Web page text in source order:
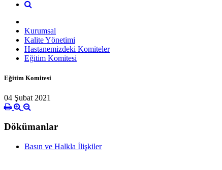
Kurumsal
Kalite Yönetimi
Hastanemizdeki Komiteler
Eğitim Komitesi
Eğitim Komitesi
04 Şubat 2021
Dökümanlar
Basın ve Halkla İlişkiler